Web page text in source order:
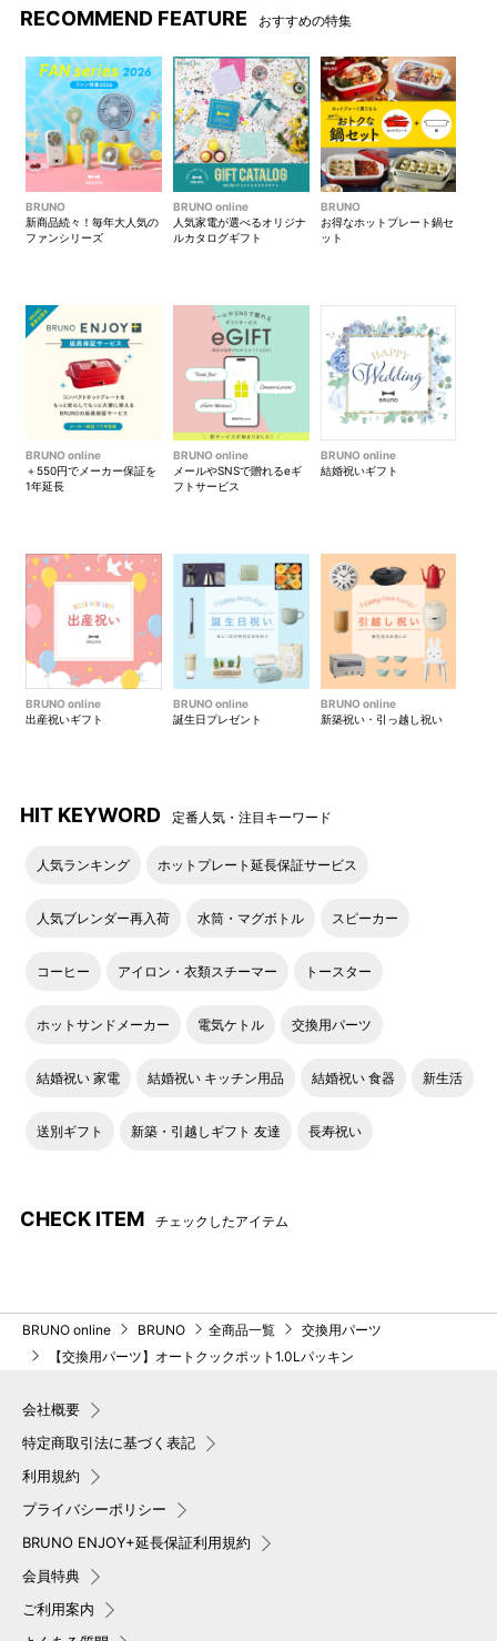
RECOMMEND FEATURE おすすめの特集
BRUNO
新商品続々！毎年大人気の
ファンシリーズ
BRUNO online
人気家電が選べるオリジナ
ルカタログギフト
BRUNO
お得なホットプレート鍋セ
ット
BRUNO online
＋550円でメーカー保証を
1年延長
BRUNO online
メールやSNSで贈れるeギ
フトサービス
BRUNO online
結婚祝いギフト
BRUNO online
出産祝いギフト
BRUNO online
誕生日プレゼント
BRUNO online
新築祝い・引っ越し祝い
HIT KEYWORD 定番人気・注目キーワード
人気ランキング ホットプレート延長保証サービス
人気ブレンダー再入荷 水筒・マグボトル スピーカー
コーヒー アイロン・衣類スチーマー トースター
ホットサンドメーカー 電気ケトル 交換用パーツ
結婚祝い 家電 結婚祝い キッチン用品 結婚祝い 食器 新生活
送別ギフト 新築・引越しギフト 友達 長寿祝い
CHECK ITEM チェックしたアイテム
BRUNO online BRUNO 全商品一覧
交換用パーツ
【交換用パーツ】オートクックポット1.0Lパッキン
会社概要
特定商取引法に基づく表記
利用規約
プライバシーポリシー
BRUNO ENJOY+延長保証利用規約
会員特典
ご利用案内